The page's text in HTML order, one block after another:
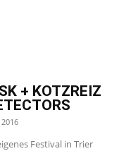
+ KOTZREIZ
Festival in Trier